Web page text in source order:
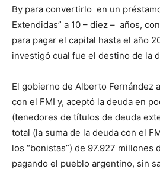
By para convertirlo en un
Extendidas” a 10 – diez – años,
para pagar el capital hasta el año
investigó cual fue el destino de la
El gobierno de Alberto Fernández
con el FMI y, aceptó la deuda en
(tenedores de títulos de deuda
total (la suma de la deuda con el
los “bonistas”) de 97.927
pagando el pueblo argentino, sin